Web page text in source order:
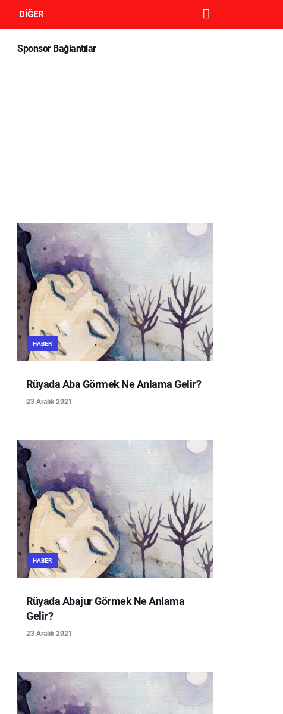
DIĞER
Sponsor Bağlantılar
HABER
Rüyada Aba Görmek Ne Anlama Gelir?
23 Aralık 2021
HABER
Rüyada Abajur Görmek Ne Anlama
Gelir?
23 Aralık 2021